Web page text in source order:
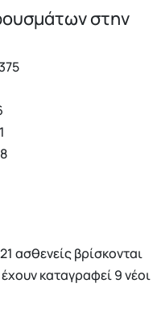
στην
ασθενείς βρίσκονται
καταγραφεί 9 νέοι